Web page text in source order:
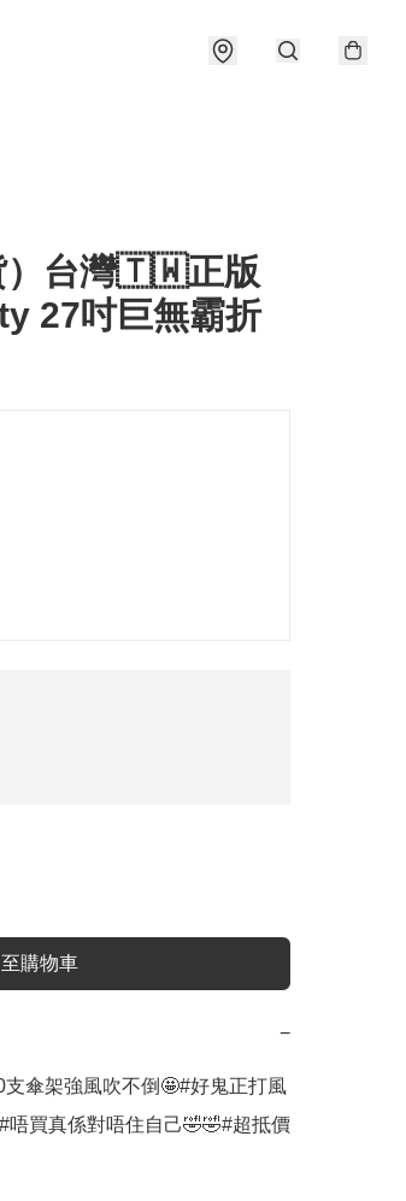
）台灣🇹🇼正版
27吋巨無霸折
購物車
−
傘架強風吹不倒🤩#好鬼正打風
買真係對唔住自己🤣🤣#超抵價